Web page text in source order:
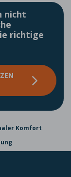
nicht
richtige
Komfort